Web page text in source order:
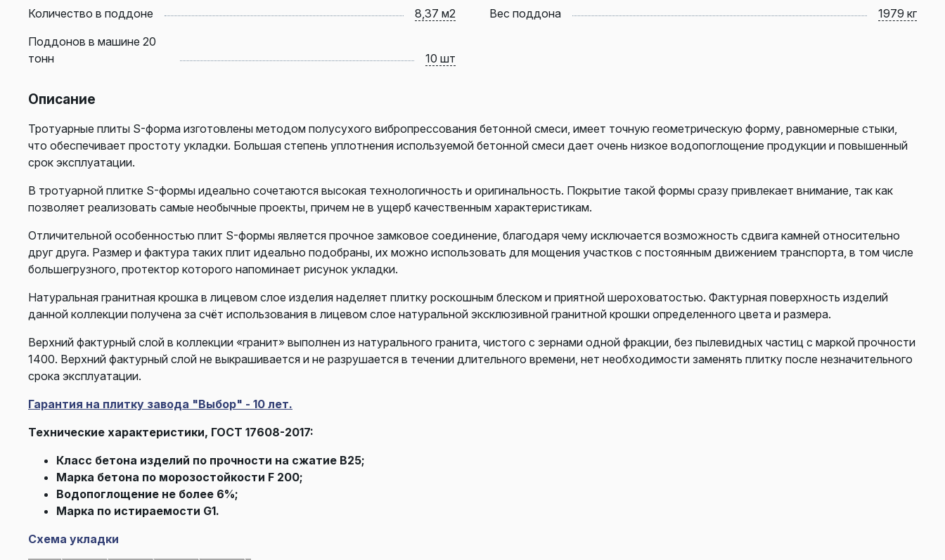
Количество в поддоне
8,37 м2 Вес поддона
1979 кг
Поддонов в машине 20
тонн
10 шт
Описание
Тротуарные плиты S-форма изготовлены методом полусухого вибропрессования бетонной смеси, имеет точную геометрическую форму, равномерные стыки,
что обеспечивает простоту укладки. Большая степень уплотнения используемой бетонной смеси дает очень низкое водопоглощение продукции и повышенный
срок эксплуатации.
В тротуарной плитке S-формы идеально сочетаются высокая технологичность и оригинальность. Покрытие такой формы сразу привлекает внимание, так как
позволяет реализовать самые необычные проекты, причем не в ущерб качественным характеристикам.
Отличительной особенностью плит S-формы является прочное замковое соединение, благодаря чему исключается возможность сдвига камней относительно
друг друга. Размер и фактура таких плит идеально подобраны, их можно использовать для мощения участков с постоянным движением транспорта, в том числе
большегрузного, протектор которого напоминает рисунок укладки.
Натуральная гранитная крошка в лицевом слое изделия наделяет плитку роскошным блеском и приятной шероховатостью. Фактурная поверхность изделий
данной коллекции получена за счёт использования в лицевом слое натуральной эксклюзивной гранитной крошки определенного цвета и размера.
Верхний фактурный слой в коллекции «гранит» выполнен из натурального гранита, чистого с зернами одной фракции, без пылевидных частиц с маркой прочности
1400. Верхний фактурный слой не выкрашивается и не разрушается в течении длительного времени, нет необходимости заменять плитку после незначительного
срока эксплуатации.
Гарантия на плитку завода "Выбор" - 10 лет.
Технические характеристики, ГОСТ 17608-2017:
Класс бетона изделий по прочности на сжатие В25;
Марка бетона по морозостойкости F 200;
Водопоглощение не более 6%;
Марка по истираемости G1.
Схема укладки